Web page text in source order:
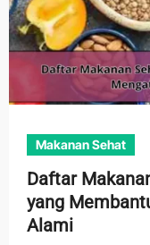
Makanan Sehat
Daftar
yang
Alami